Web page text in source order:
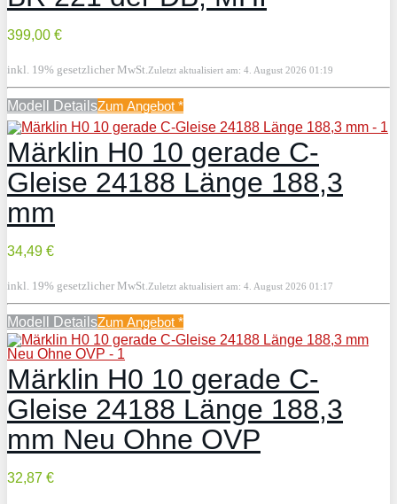
399,00 €
inkl. 19% gesetzlicher MwSt. Zuletzt aktualisiert am: 4. August 2026 01:19
Modell DetailsZum Angebot *
Märklin H0 10 gerade C-
Gleise 24188 Länge 188,3
mm
34,49 €
inkl. 19% gesetzlicher MwSt. Zuletzt aktualisiert am: 4. August 2026 01:17
Modell DetailsZum Angebot *
Märklin H0 10 gerade C-
Gleise 24188 Länge 188,3
mm Neu Ohne OVP
32,87 €